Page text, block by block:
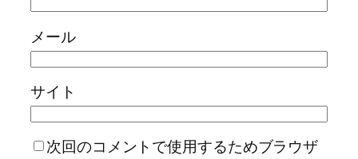
メール
サイト
次回のコメントで使用するためブラウザ